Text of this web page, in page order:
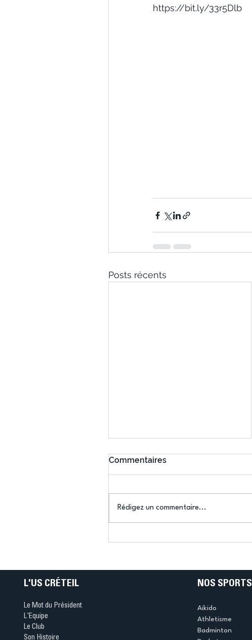
https://bit.ly/33r5Dlb
Posts récents
Commentaires
Rédigez un commentaire...
L'US CRÉTEIL
Le Mot du Président
L'Equipe
Le Club
Son Histoire
NOS SPORTS
Aikido
Athletisme
Badminton